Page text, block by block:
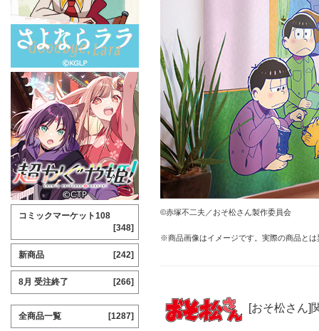
©赤塚不二夫／おそ松さん製作委員会
※商品画像はイメージです。実際の商品と
[おそ松さん]
コミックマーケット108
[348]
新商品 [242]
8月 受注終了 [266]
全商品一覧 [1287]